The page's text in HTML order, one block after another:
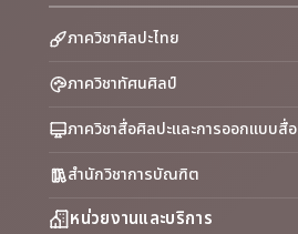
ภาควิชาศิลปะไทย
ภาควิชาทัศนศิลป์
ภาควิชาสื่อศิลปะและการออกแบบสื่อ
สำนักวิชาการบัณฑิต
หน่วยงานและบริการ